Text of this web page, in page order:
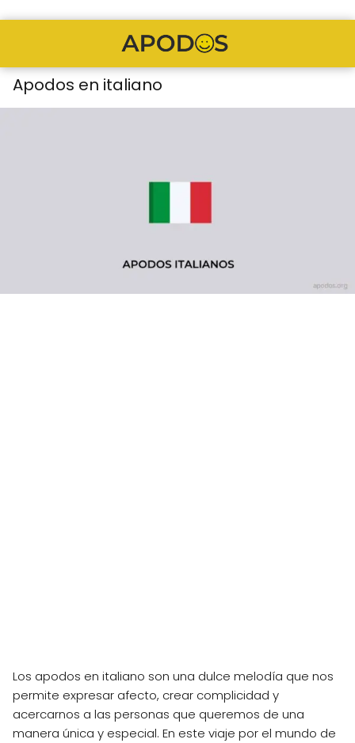
Apodos en italiano
Los apodos en italiano son una dulce melodía que nos
permite expresar afecto, crear complicidad y
acercarnos a las personas que queremos de una
manera única y especial. En este viaje por el mundo de